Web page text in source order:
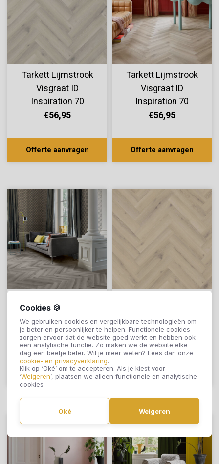
Cookies 🍪
We gebruiken cookies en vergelijkbare technologieën om
je beter en persoonlijker te helpen. Functionele cookies
zorgen ervoor dat de website goed werkt en hebben ook
een analytische functie. Zo maken we de website elke
dag een beetje beter. Wil je meer weten? Lees dan onze
cookie- en privacyverklaring.
Klik op ‘Oké’ om te accepteren. Als je kiest voor
‘Weigeren’, plaatsen we alleen functionele en analytische
cookies.
Oké Weigeren
Tarkett Lijmstrook
Visgraat ID
Inspiration 70
Forest Oak Papyrus
€56,95
Offerte aanvragen
Tarkett Lijmstrook
Visgraat ID
Inspiration 70
Forest Oak Soaped
€56,95
Offerte aanvragen
Visgraat ID
Inspiration 70
Forest Oak Smoke
24535118
€56,95
Offerte aanvragen
Inspiration 70
Forest Oak Natural
24535031
€56,95
Offerte aanvragen